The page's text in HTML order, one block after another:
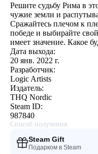
Решите судьбу Рима в
чужие земли и
Сражайтесь плечом к
победе и выбирайте
имеет значение. Какое
Дата выхода:
20 янв. 2022 г.
Разработчик:
Logic Artists
Издатель:
THQ Nordic
Steam ID:
987840
Способ получения
Steam Gift
Подарком в Steam